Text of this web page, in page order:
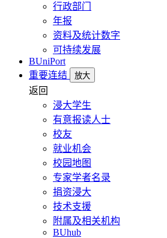
行政部门
年报
资料及统计数字
可持续发展
BUniPort
重要连结
放大
返回
浸大学生
有意报读人士
校友
就业机会
校园地图
专家学者名录
捐资浸大
技术支援
附属及相关机构
BUhub